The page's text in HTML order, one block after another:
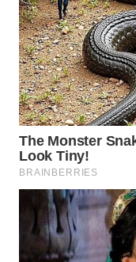
WN
DANAU
TOBA
WN
NIAS
WN
LANGKAT
WN
TAPANULI
SELATAN